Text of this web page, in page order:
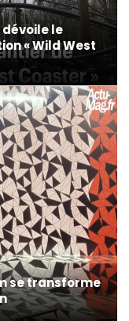
dévoile le
« Wild West
se transforme